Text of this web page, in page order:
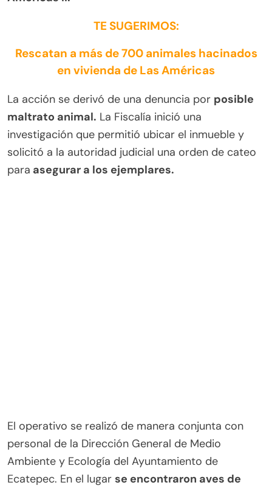
TE SUGERIMOS:
Rescatan a más de 700 animales hacinados
en vivienda de Las Américas
La acción se derivó de una denuncia por posible
maltrato animal. La Fiscalía inició una
investigación que permitió ubicar el inmueble y
solicitó a la autoridad judicial una orden de cateo
para asegurar a los ejemplares.
El operativo se realizó de manera conjunta con
personal de la Dirección General de Medio
Ambiente y Ecología del Ayuntamiento de
Ecatepec. En el lugar se encontraron aves de